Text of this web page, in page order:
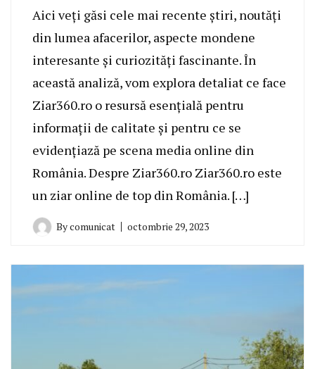
Aici veți găsi cele mai recente știri, noutăți
din lumea afacerilor, aspecte mondene
interesante și curiozități fascinante. În
această analiză, vom explora detaliat ce face
Ziar360.ro o resursă esențială pentru
informații de calitate și pentru ce se
evidențiază pe scena media online din
România. Despre Ziar360.ro Ziar360.ro este
un ziar online de top din România. […]
Bycomunicat octombrie 29, 2023